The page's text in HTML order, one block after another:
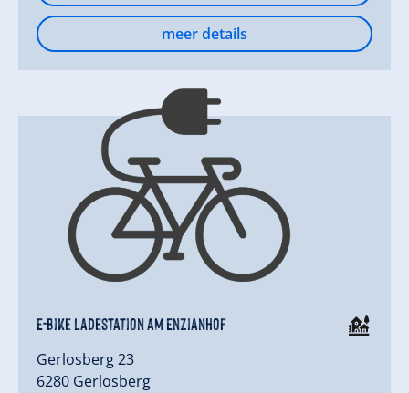
meer details
E-Bike Ladestation am Enzianhof
Gerlosberg 23
6280 Gerlosberg